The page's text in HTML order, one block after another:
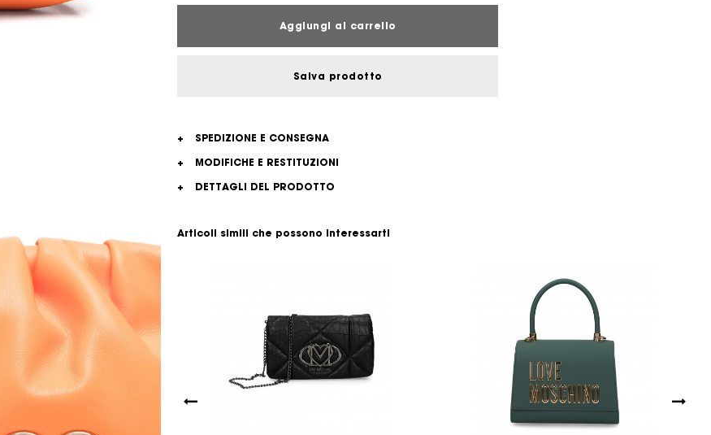
Aggiungi al carrello
Salva prodotto
+
SPEDIZIONE E CONSEGNA
+
MODIFICHE E RESTITUZIONI
+
DETTAGLI DEL PRODOTTO
Articoli simili che possono interessarti